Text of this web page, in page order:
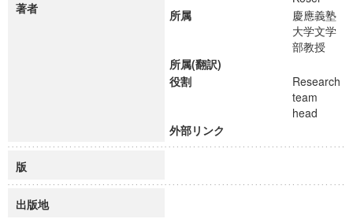
著者
所属
慶應義塾
大学文学
部教授
所属(翻訳)
役割
Research
team
head
外部リンク
版
出版地